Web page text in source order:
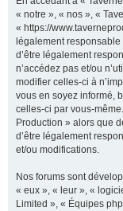
« notre », « nos », «
« https://
légalement
d’être légalement
n’accédez pas et/ou
modifier celles-ci à
vous en soyez informé,
celles-ci par vous-
Production » alors que
d’être légalement
et/ou modifications.
Nos forums sont
« eux », « leur », «
Limited », « Équipes